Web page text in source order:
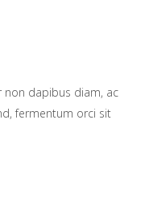
non dapibus diam, ac
fermentum orci sit